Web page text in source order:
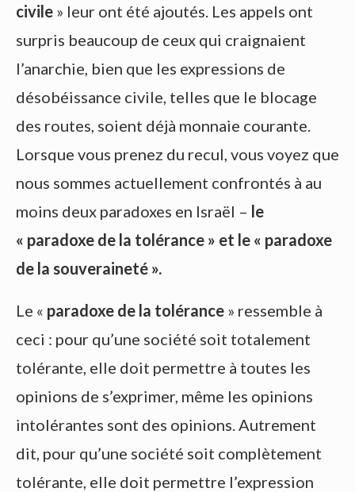
civile » leur ont été ajoutés. Les appels ont
surpris beaucoup de ceux qui craignaient
l’anarchie, bien que les expressions de
désobéissance civile, telles que le blocage
des routes, soient déjà monnaie courante.
Lorsque vous prenez du recul, vous voyez que
nous sommes actuellement confrontés à au
moins deux paradoxes en Israël – le
« paradoxe de la tolérance » et le « paradoxe
de la souveraineté ».
Le « paradoxe de la tolérance » ressemble à
ceci : pour qu’une société soit totalement
tolérante, elle doit permettre à toutes les
opinions de s’exprimer, même les opinions
intolérantes sont des opinions. Autrement
dit, pour qu’une société soit complètement
tolérante, elle doit permettre l’expression